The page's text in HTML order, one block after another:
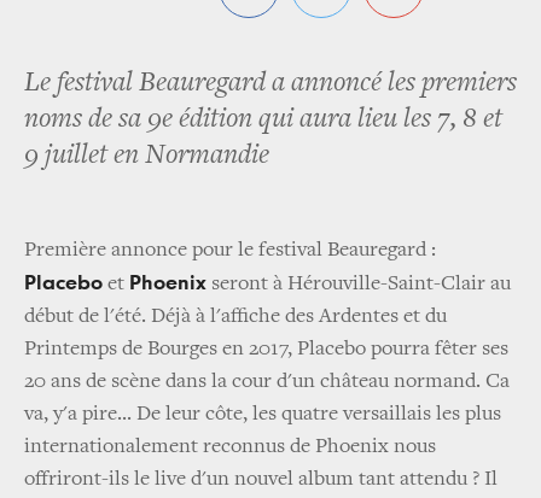
Le festival Beauregard a annoncé les premiers
noms de sa 9e édition qui aura lieu les 7, 8 et
9 juillet en Normandie
Première annonce pour le festival Beauregard :
Placebo et Phoenix seront à Hérouville-Saint-Clair au
début de l'été. Déjà à l'affiche des Ardentes et du
Printemps de Bourges en 2017, Placebo pourra fêter ses
20 ans de scène dans la cour d'un château normand. Ca
va, y'a pire... De leur côte, les quatre versaillais les plus
internationalement reconnus de Phoenix nous
offriront-ils le live d'un nouvel album tant attendu ? Il